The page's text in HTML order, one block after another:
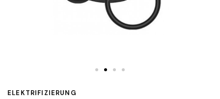
ELEKTRIFIZIERUNG